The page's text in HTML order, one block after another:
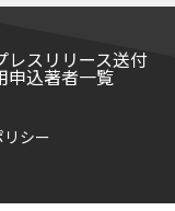
レスリリース送付
申込著者一覧
シー